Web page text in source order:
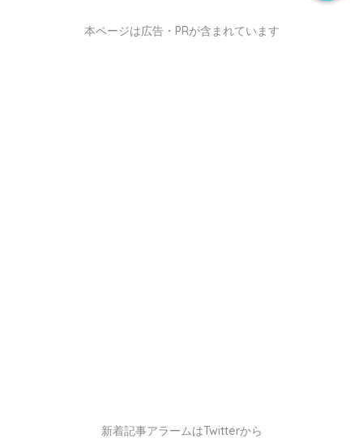
本ページは広告・PRが含まれています
新着記事アラームはTwitterから